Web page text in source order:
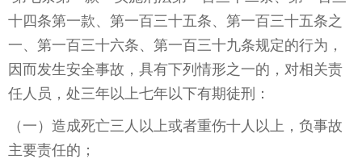
十四条第一款、第一百三十五条、第一百三十五条之
一、第一百三十六条、第一百三十九条规定的行为，
因而发生安全事故，具有下列情形之一的，对相关责
任人员，处三年以上七年以下有期徒刑：
（一）造成死亡三人以上或者重伤十人以上，负事故
主要责任的；